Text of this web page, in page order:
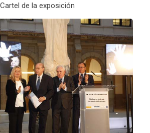
Cartel de la exposición